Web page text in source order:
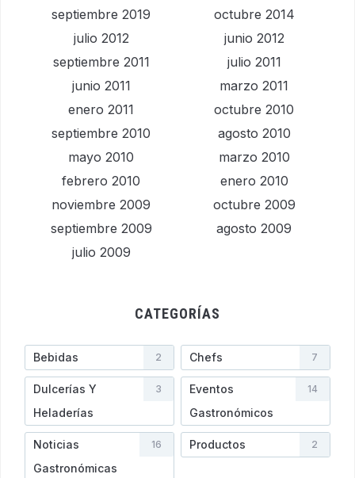
septiembre 2019
octubre 2014
julio 2012
junio 2012
septiembre 2011
julio 2011
junio 2011
marzo 2011
enero 2011
octubre 2010
septiembre 2010
agosto 2010
mayo 2010
marzo 2010
febrero 2010
enero 2010
noviembre 2009
octubre 2009
septiembre 2009
agosto 2009
julio 2009
CATEGORÍAS
Bebidas 2 Chefs 7
Dulcerías Y
Heladerí­as
3
Eventos
Gastronómicos
14
Noticias
Gastronómicas
16 Productos 2